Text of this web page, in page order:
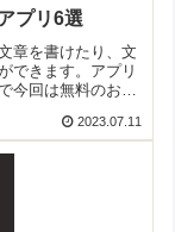
プリ6選
章を書けたり、文
できます。アプリ
今回は無料のおす
2023.07.11